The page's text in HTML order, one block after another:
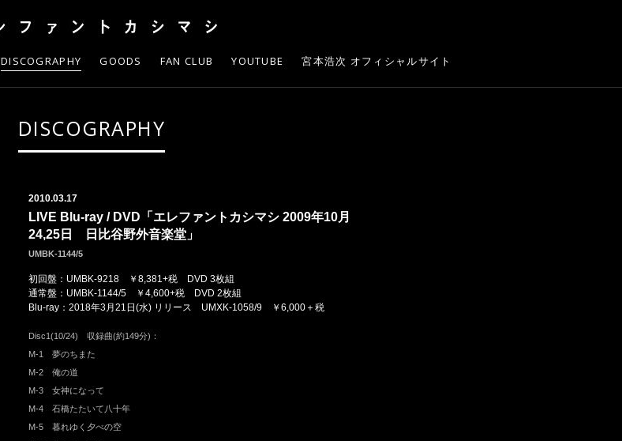
DISCOGRAPHY GOODS FAN CLUB YOUTUBE 宮本浩次 オフィシャルサイト
DISCOGRAPHY
2010.03.17
LIVE Blu-ray / DVD「エレファントカシマシ 2009年10月
24,25日 日比谷野外音楽堂」
UMBK-1144/5
初回盤：UMBK-9218 ￥8,381+税 DVD 3枚組
通常盤：UMBK-1144/5 ￥4,600+税 DVD 2枚組
Blu-ray：2018年3月21日(水) リリース UMXK-1058/9 ￥6,000＋税
Disc1(10/24) 収録曲(約149分)：
M-1 夢のちまた
M-2 俺の道
M-3 女神になって
M-4 石橋たたいて八十年
M-5 暮れゆく夕べの空